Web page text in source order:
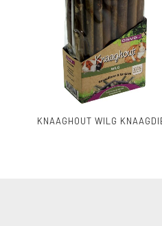
KNAAGHOUT WILG